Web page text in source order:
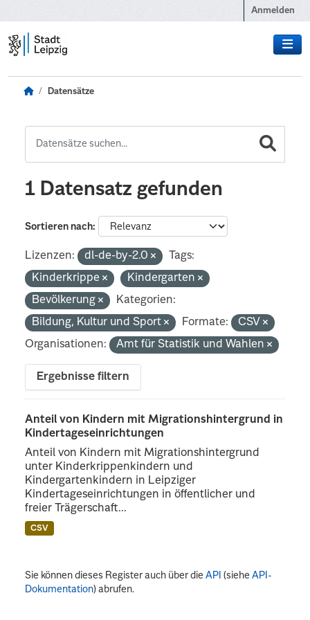
Anmelden
Datensätze
1 Datensatz gefunden
Sortieren nach
Lizenzen: dl-de-by-2.0
Tags:
Kinderkrippe
Kindergarten
Bevölkerung
Kategorien:
Bildung, Kultur und Sport
Formate:
CSV
Organisationen:
Amt für Statistik und Wahlen
Ergebnisse filtern
Anteil von Kindern mit Migrationshintergrund in
Kindertageseinrichtungen
Anteil von Kindern mit Migrationshintergrund
unter Kinderkrippenkindern und
Kindergartenkindern in Leipziger
Kindertageseinrichtungen in öffentlicher und
freier Trägerschaft...
CSV
Sie können dieses Register auch über dieAPI (sieheAPI-
Dokumentation) abrufen.